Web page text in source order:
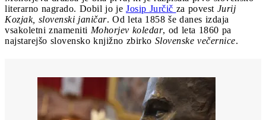
literarno nagrado. Dobil jo je Josip Jurčič za povest Jurij
Kozjak, slovenski janičar. Od leta 1858 še danes izdaja
vsakoletni znameniti Mohorjev koledar, od leta 1860 pa
najstarejšo slovensko knjižno zbirko Slovenske večernice.